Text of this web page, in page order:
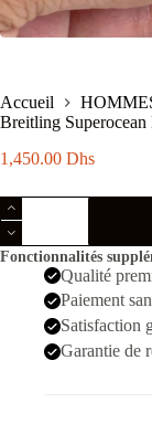
Accueil
Breitling
1,450.00 Dhs
quantité
de
Breitling
Superocean
Heritage
Chrono
Hommes
Fonctionnalités
Qualité
Paiement
Satisfaction
Garantie de